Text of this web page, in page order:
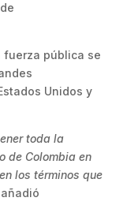
fuerza pública se
Unidos y
toda la
de Colombia en
los términos que
, añadió